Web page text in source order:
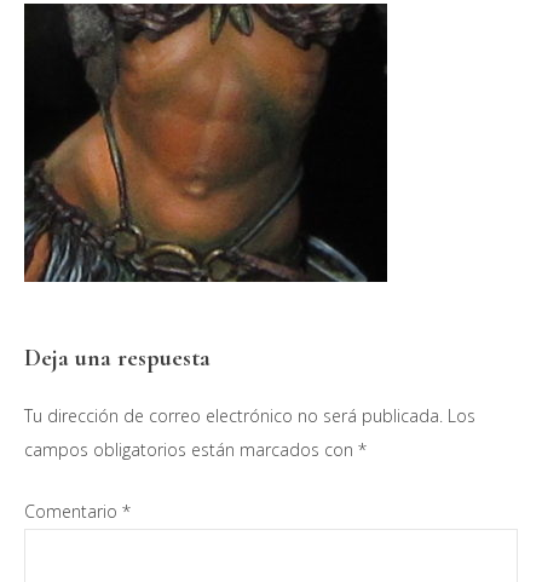
Interacciones
los
Deja una respuesta
Tu dirección de correo electrónico no será publicada. Los
campos obligatorios están marcados con *
Comentario *